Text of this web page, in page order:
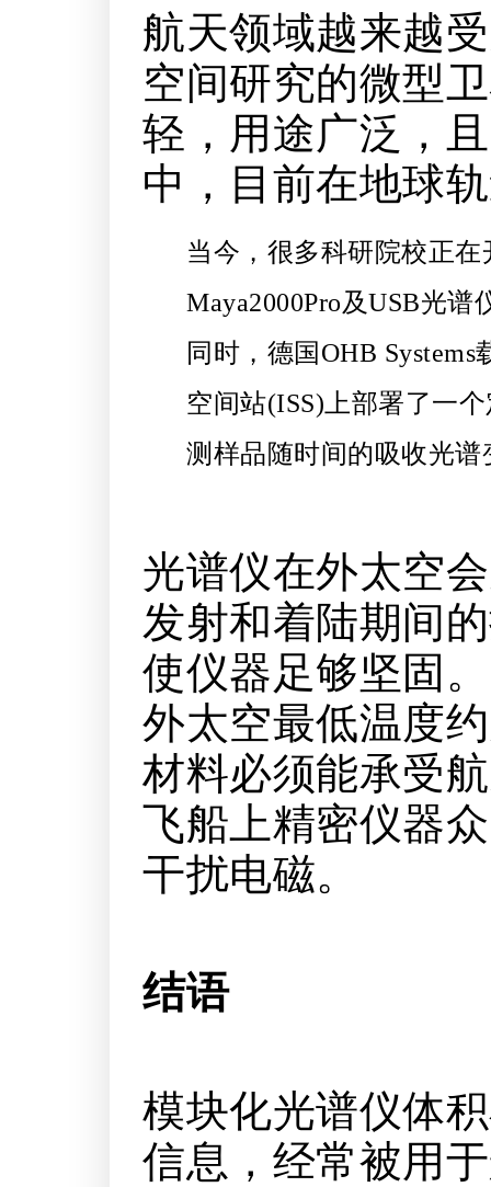
航天领域越来越
空间研究的微型
轻，用途广泛，
中，目前在地球
当今，很多科研院校正
Maya2000Pro及USB光
同时，德国OHB
空间站(ISS)上部署了一
测样品随时间的吸收光
光谱仪在外太空
发射和着陆期间
使仪器足够坚固。
外太空最低温度
材料必须能承受
飞船上精密仪器
干扰电磁。
结语
模块化光谱仪体
信息，经常被用